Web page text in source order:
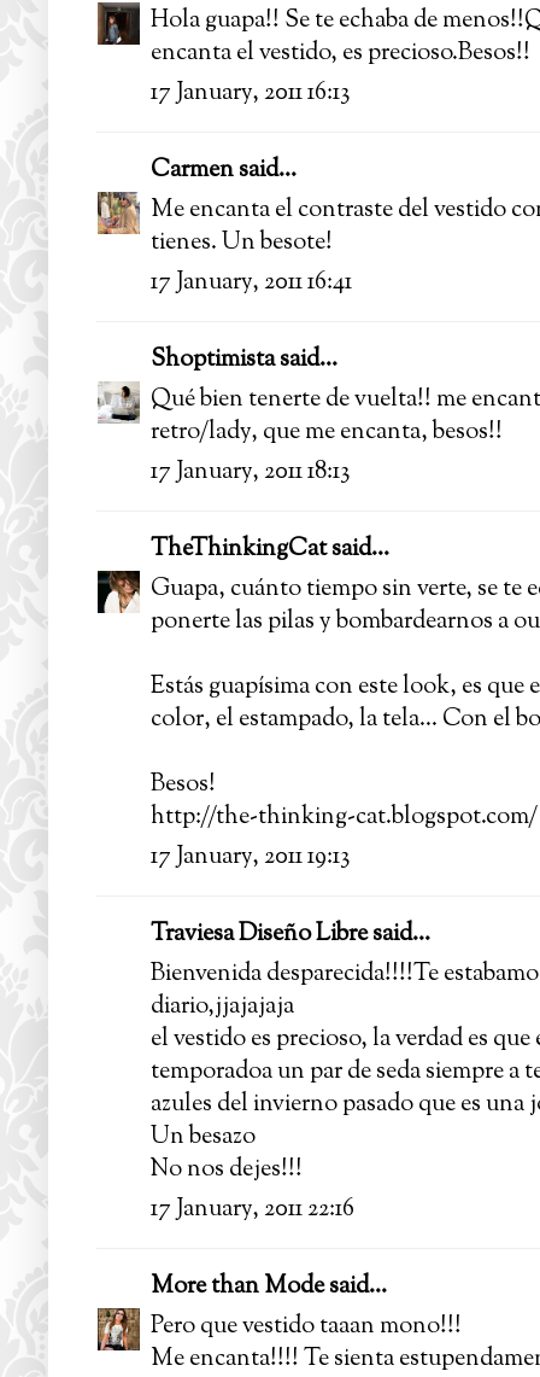
Hola guapa!! Se te echaba de
encanta el vestido, es precioso.Besos!!
17 January, 2011 16:13
Carmensaid...
Me encanta el contraste del vestido
tienes. Un besote!
17 January, 2011 16:41
Shoptimistasaid...
Qué bien tenerte de vuelta!! me
retro/lady, que me encanta, besos!!
17 January, 2011 18:13
TheThinkingCatsaid...
Guapa, cuánto tiempo sin verte, se te
ponerte las pilas y bombardearnos a
Estás guapísima con este look, es que
color, el estampado, la tela... Con el
Besos!
http://the-thinking-cat.blogspot.com/
17 January, 2011 19:13
Traviesa Diseño Libresaid...
Bienvenida desparecida!!!!Te
diario,jjajajaja
el vestido es precioso, la verdad es
temporadoa un par de seda siempre a
azules del invierno pasado que es una
Un besazo
No nos dejes!!!
17 January, 2011 22:16
More than Modesaid...
Pero que vestido taaan mono!!!
Me encanta!!!! Te sienta